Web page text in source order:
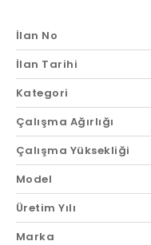
İlan No
İlan Tarihi
Kategori
Çalışma Ağırlığı
Çalışma Yüksekliği
Model
Üretim Yılı
Marka